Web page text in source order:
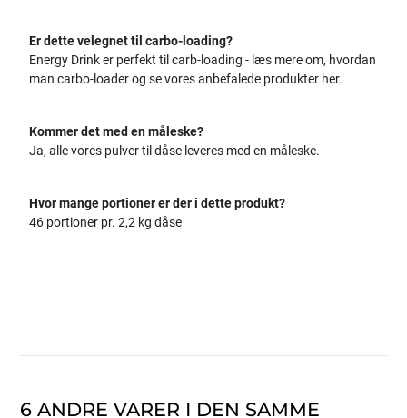
Er dette velegnet til carbo-loading?
Energy Drink er perfekt til carb-loading - læs mere om, hvordan
man carbo-loader og se vores anbefalede produkter her.
Kommer det med en måleske?
Ja, alle vores pulver til dåse leveres med en måleske.
Hvor mange portioner er der i dette produkt?
46 portioner pr. 2,2 kg dåse
6 ANDRE VARER I DEN SAMME